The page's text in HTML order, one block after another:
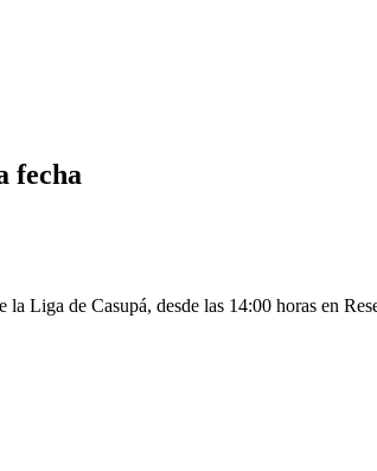
fecha
Liga de Casupá, desde las 14:00 horas en